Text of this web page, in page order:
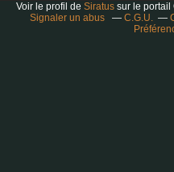
Voir le profil de Siratussur le portail
Signaler un abus
C.G.U.